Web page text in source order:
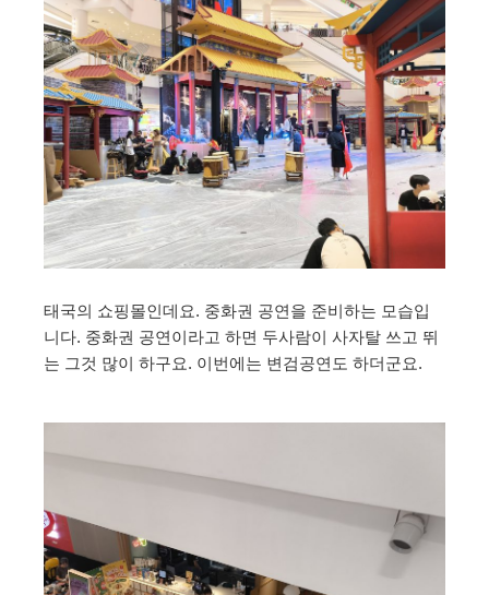
태국의 쇼핑몰인데요. 중화권 공연을 준비하는 모습입
니다. 중화권 공연이라고 하면 두사람이 사자탈 쓰고 뛰
는 그것 많이 하구요. 이번에는 변검공연도 하더군요.